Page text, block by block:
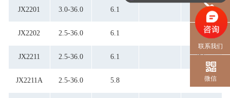
JX2201 3.0-36.0 6.1 1.5
JX2202 2.5-36.0 6.1 2
JX2211 2.5-36.0 6.1 2.5
JX2211A 2.5-36.0 5.8 2.3
电话
联系我们
微信